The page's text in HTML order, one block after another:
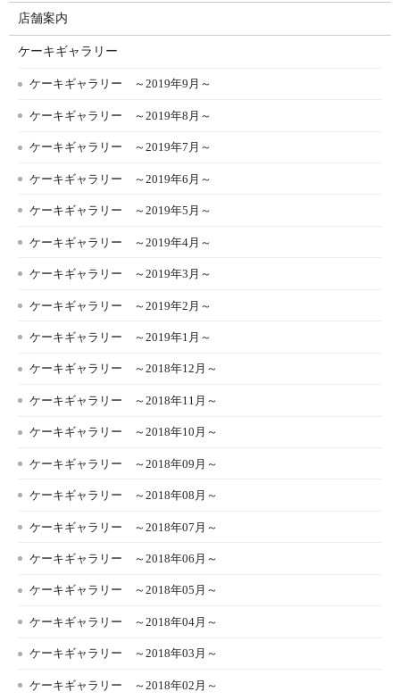
店舗案内
ケーキギャラリー
ケーキギャラリー ～2019年9月～
ケーキギャラリー ～2019年8月～
ケーキギャラリー ～2019年7月～
ケーキギャラリー ～2019年6月～
ケーキギャラリー ～2019年5月～
ケーキギャラリー ～2019年4月～
ケーキギャラリー ～2019年3月～
ケーキギャラリー ～2019年2月～
ケーキギャラリー ～2019年1月～
ケーキギャラリー ～2018年12月～
ケーキギャラリー ～2018年11月～
ケーキギャラリー ～2018年10月～
ケーキギャラリー ～2018年09月～
ケーキギャラリー ～2018年08月～
ケーキギャラリー ～2018年07月～
ケーキギャラリー ～2018年06月～
ケーキギャラリー ～2018年05月～
ケーキギャラリー ～2018年04月～
ケーキギャラリー ～2018年03月～
ケーキギャラリー ～2018年02月～